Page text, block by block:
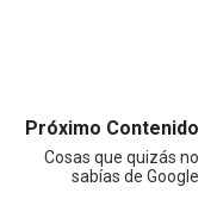
Próximo Contenido
Cosas que quizás no
sabías de Google